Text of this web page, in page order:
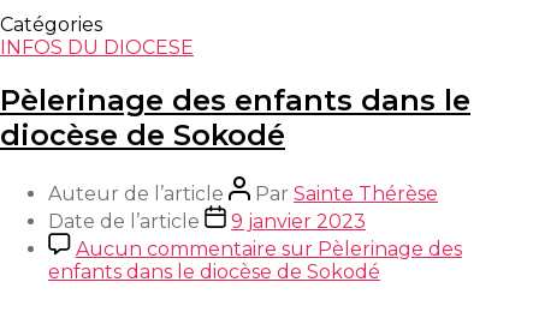
Catégories
INFOS DU DIOCESE
Pèlerinage des enfants dans le
diocèse de Sokodé
Auteur de l’article Par Sainte Thérèse
Date de l’article
9 janvier 2023
Aucun commentaire sur Pèlerinage des
enfants dans le diocèse de Sokodé